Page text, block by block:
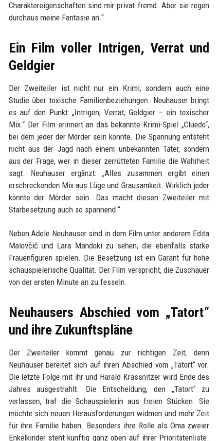
Charaktereigenschaften sind mir privat fremd. Aber sie regen
durchaus meine Fantasie an.“
Ein Film voller Intrigen, Verrat und
Geldgier
Der Zweiteiler ist nicht nur ein Krimi, sondern auch eine
Studie über toxische Familienbeziehungen. Neuhauser bringt
es auf den Punkt: „Intrigen, Verrat, Geldgier – ein toxischer
Mix.“ Der Film erinnert an das bekannte Krimi-Spiel „Cluedo“,
bei dem jeder der Mörder sein könnte. Die Spannung entsteht
nicht aus der Jagd nach einem unbekannten Täter, sondern
aus der Frage, wer in dieser zerrütteten Familie die Wahrheit
sagt. Neuhauser ergänzt: „Alles zusammen ergibt einen
erschreckenden Mix aus Lüge und Grausamkeit. Wirklich jeder
könnte der Mörder sein. Das macht diesen Zweiteiler mit
Starbesetzung auch so spannend.“
Neben Adele Neuhauser sind in dem Film unter anderem Edita
Malovčić und Lara Mandoki zu sehen, die ebenfalls starke
Frauenfiguren spielen. Die Besetzung ist ein Garant für hohe
schauspielerische Qualität. Der Film verspricht, die Zuschauer
von der ersten Minute an zu fesseln.
Neuhausers Abschied vom „Tatort“
und ihre Zukunftspläne
Der Zweiteiler kommt genau zur richtigen Zeit, denn
Neuhauser bereitet sich auf ihren Abschied vom „Tatort“ vor.
Die letzte Folge mit ihr und Harald Krassnitzer wird Ende des
Jahres ausgestrahlt. Die Entscheidung, den „Tatort“ zu
verlassen, traf die Schauspielerin aus freien Stücken. Sie
möchte sich neuen Herausforderungen widmen und mehr Zeit
für ihre Familie haben. Besonders ihre Rolle als Oma zweier
Enkelkinder steht künftig ganz oben auf ihrer Prioritätenliste.